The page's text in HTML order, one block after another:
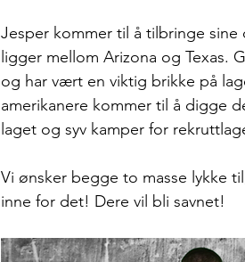
Jesper kommer til å tilbringe sine
ligger mellom Arizona og Texas.
og har vært en viktig brikke på
amerikanere kommer til å digge
laget og syv kamper for
Vi ønsker begge to masse lykke
inne for det! Dere vil bli savnet!